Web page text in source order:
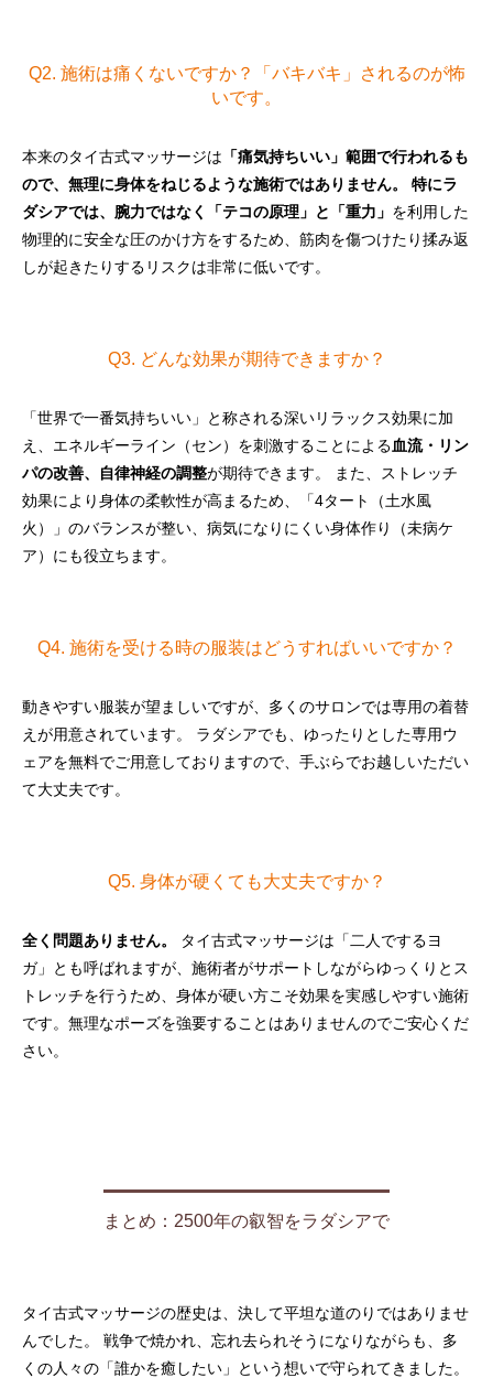
Q2. 施術は痛くないですか？「バキバキ」されるのが怖
いです。
本来のタイ古式マッサージは 「痛気持ちいい」範囲で行われるも
ので、無理に身体をねじるような施術ではありません。 特にラ
ダシアでは、腕力ではなく「テコの原理」と「重力」 を利用した
物理的に安全な圧のかけ方をするため、筋肉を傷つけたり揉み返
しが起きたりするリスクは非常に低いです。
Q3. どんな効果が期待できますか？
「世界で一番気持ちいい」と称される深いリラックス効果に加
え、エネルギーライン（セン）を刺激することによる血流・リン
パの改善、自律神経の調整が期待できます。 また、ストレッチ
効果により身体の柔軟性が高まるため、「4タート（土水風
火）」のバランスが整い、病気になりにくい身体作り（未病ケ
ア）にも役立ちます。
Q4. 施術を受ける時の服装はどうすればいいですか？
動きやすい服装が望ましいですが、多くのサロンでは専用の着替
えが用意されています。 ラダシアでも、ゆったりとした専用ウ
ェアを無料でご用意しておりますので、手ぶらでお越しいただい
て大丈夫です。
Q5. 身体が硬くても大丈夫ですか？
全く問題ありません。
タイ古式マッサージは「二人でするヨ
ガ」とも呼ばれますが、施術者がサポートしながらゆっくりとス
トレッチを行うため、身体が硬い方こそ効果を実感しやすい施術
です。無理なポーズを強要することはありませんのでご安心くだ
さい。
まとめ：2500年の叡智をラダシアで
タイ古式マッサージの歴史は、決して平坦な道のりではありませ
んでした。 戦争で焼かれ、忘れ去られそうになりながらも、多
くの人々の「誰かを癒したい」という想いで守られてきました。